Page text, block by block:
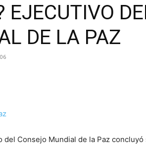
EJECUTIVO
DE LA PAZ
del Consejo Mundial de la Paz